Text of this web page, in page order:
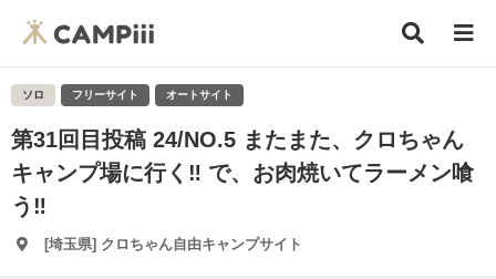
ソロ フリーサイト オートサイト
第31回目投稿 24/NO.5 またまた、クロちゃん
キャンプ場に行く‼️ で、お肉焼いてラーメン喰
う‼️
[埼玉県] クロちゃん自由キャンプサイト